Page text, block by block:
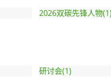
2026双碳先锋人物(1)
研讨会(1)